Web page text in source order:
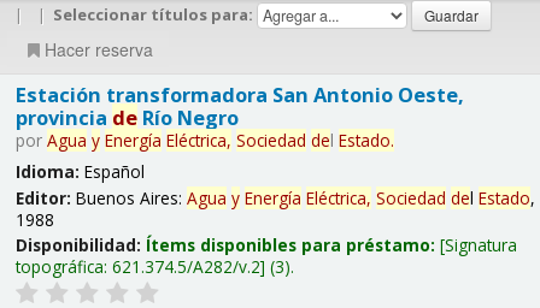
| | Seleccionar títulos para:
Hacer reserva
Estación transformadora San Antonio Oeste,
provincia deRío Negro
por Agua y Energía Eléctrica, Sociedad del Estado.
Idioma: Español
Editor: Buenos Aires: Agua y Energía Eléctrica, Sociedad del Estado,
1988
Disponibilidad: Ítems disponibles para préstamo: Signatura
topográfica: 621.374.5/A282/v.2 (3).